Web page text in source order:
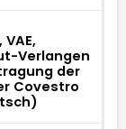
Verlangen
der
Covestro